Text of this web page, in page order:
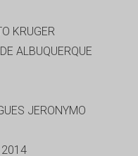
KRUGER
ALBUQUERQUE
JERONYMO
2014